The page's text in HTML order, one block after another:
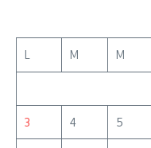
L M M
3 4 5